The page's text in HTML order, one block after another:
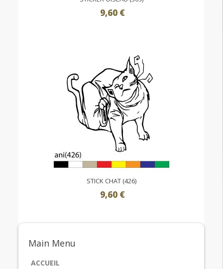
9,60 €
STICK CHAT (426)
9,60 €
Main Menu
ACCUEIL